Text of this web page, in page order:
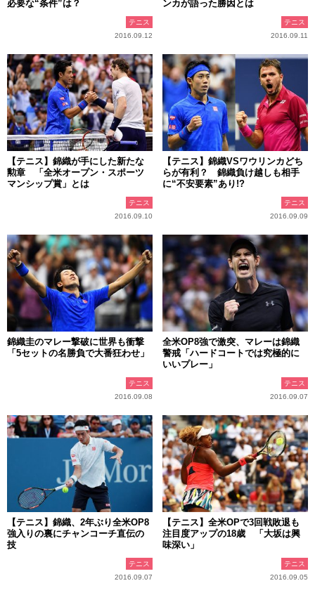
必要な“条件”は？
テニス
2016.09.12
ンカが語った勝因とは
テニス
2016.09.11
【テニス】錦織が手にした新たな
勲章 「全米オープン・スポーツ
マンシップ賞」とは
テニス
2016.09.10
【テニス】錦織VSワウリンカどち
らが有利？ 錦織負け越しも相手
に“不安要素”あり!?
テニス
2016.09.09
錦織圭のマレー撃破に世界も衝撃
「5セットの名勝負で大番狂わせ」
テニス
2016.09.08
全米OP8強で激突、マレーは錦織
警戒「ハードコートでは究極的に
いいプレー」
テニス
2016.09.07
【テニス】錦織、2年ぶり全米OP8
強入りの裏にチャンコーチ直伝の
技
テニス
2016.09.07
【テニス】全米OPで3回戦敗退も
注目度アップの18歳 「大坂は興
味深い」
テニス
2016.09.05